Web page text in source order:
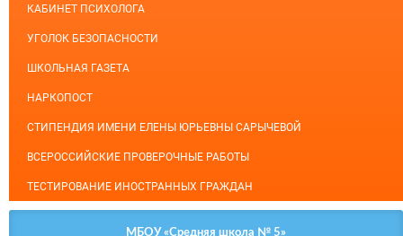
КАБИНЕТ ПСИХОЛОГА
УГОЛОК БЕЗОПАСНОСТИ
ШКОЛЬНАЯ ГАЗЕТА
НАРКОПОСТ
СТИПЕНДИЯ ИМЕНИ ЕЛЕНЫ ЮРЬЕВНЫ САРЫЧЕВОЙ
ВСЕРОССИЙСКИЕ ПРОВЕРОЧНЫЕ РАБОТЫ
ТЕСТИРОВАНИЕ ИНОСТРАННЫХ ГРАЖДАН
МБОУ «Средняя школа № 5»